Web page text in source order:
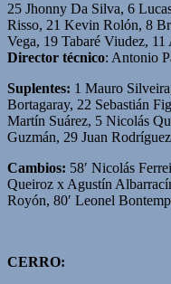
25 Jhonny Da Silva, 6
Risso, 21 Kevin Rolón, 8
Vega, 19 Tabaré Viudez,
Director técnico: Antonio
Suplentes: 1 Mauro
Bortagaray, 22 Sebastián
Martín Suárez, 5 Nicolás
Guzmán, 29 Juan
Cambios: 58′ Nicolás
Queiroz x Agustín
Royón, 80′ Leonel
CERRO: